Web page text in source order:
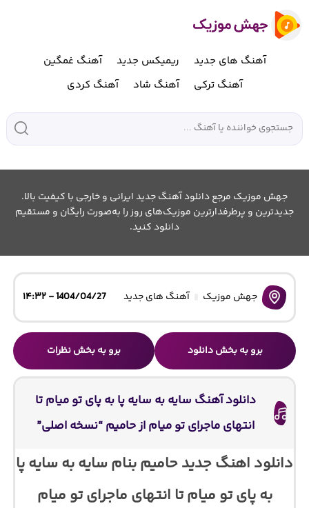
آهنگ های جدید ریمیکس جدید
آهنگ غمگین
آهنگ ترکی
آهنگ شاد آهنگ کردی
جهش موزیک مرجع دانلود آهنگ جدید ایرانی و خارجی با کیفیت بالا.
جدیدترین و پرطرفدارترین موزیک‌های روز را به‌صورت رایگان و مستقیم
دانلود کنید.
جهش موزیک آهنگ های جدید 1404/04/27 - ۱۴:۳۲
برو به بخش دانلود برو به بخش نظرات
دانلود آهنگ سایه به سایه پا به پای تو میام تا
انتهای ماجرای تو میام از حامیم “نسخه اصلی”
دانلود اهنگ جدید حامیم بنام سایه به سایه پا
به پای تو میام تا انتهای ماجرای تو میام